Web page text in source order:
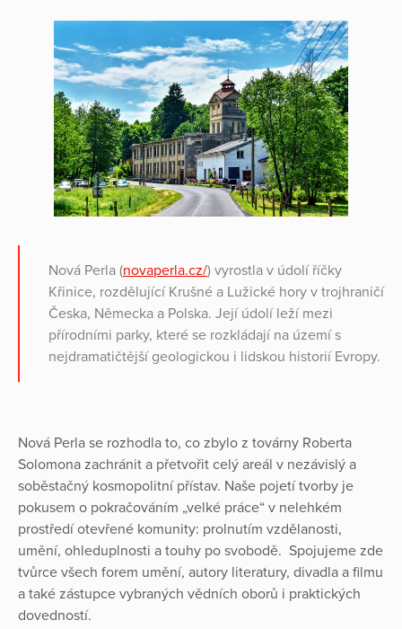
Nová Perla (novaperla.cz/) vyrostla v údolí říčky
Křinice, rozdělující Krušné a Lužické hory v trojhraničí
Česka, Německa a Polska. Její údolí leží mezi
přírodními parky, které se rozkládají na území s
nejdramatičtější geologickou i lidskou historií Evropy.
Nová Perla se rozhodla to, co zbylo z továrny Roberta
Solomona zachránit a přetvořit celý areál v nezávislý a
soběstačný kosmopolitní přístav. Naše pojetí tvorby je
pokusem o pokračováním „velké práce“ v nelehkém
prostředí otevřené komunity: prolnutím vzdělanosti,
umění, ohleduplnosti a touhy po svobodě. Spojujeme zde
tvůrce všech forem umění, autory literatury, divadla a filmu
a také zástupce vybraných vědních oborů i praktických
dovedností.